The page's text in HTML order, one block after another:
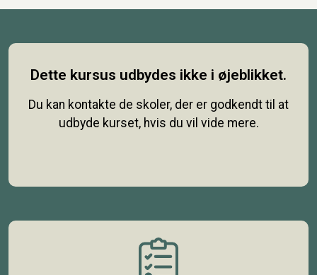
Dette kursus udbydes ikke i øjeblikket.
Du kan kontakte de skoler, der er godkendt til at
udbyde kurset, hvis du vil vide mere.